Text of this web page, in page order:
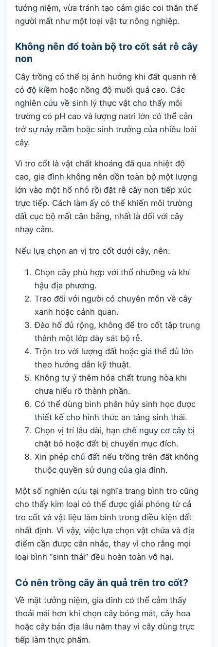
tưởng niệm, vừa tránh tạo cảm giác coi thân thể
người mất như một loại vật tư nông nghiệp.
Không nên đổ toàn bộ tro cốt sát rễ cây
non
Cây trồng có thể bị ảnh hưởng khi đất quanh rễ
có độ kiềm hoặc nồng độ muối quá cao. Các
nghiên cứu về sinh lý thực vật cho thấy môi
trường có pH cao và lượng natri lớn có thể cản
trở sự nảy mầm hoặc sinh trưởng của nhiều loài
cây.
Vì tro cốt là vật chất khoáng đã qua nhiệt độ
cao, gia đình không nên dồn toàn bộ một lượng
lớn vào một hố nhỏ rồi đặt rễ cây non tiếp xúc
trực tiếp. Cách làm ấy có thể khiến môi trường
đất cục bộ mất cân bằng, nhất là đối với cây
nhạy cảm.
Nếu lựa chọn an vị tro cốt dưới cây, nên:
Chọn cây phù hợp với thổ nhưỡng và khí
hậu địa phương.
Trao đổi với người có chuyên môn về cây
xanh hoặc cảnh quan.
Đào hố đủ rộng, không để tro cốt tập trung
thành một lớp dày sát bộ rễ.
Trộn tro với lượng đất hoặc giá thể đủ lớn
theo hướng dẫn kỹ thuật.
Không tự ý thêm hóa chất trung hòa khi
chưa hiểu rõ thành phần.
Có thể dùng bình phân hủy sinh học được
thiết kế cho hình thức an táng sinh thái.
Chọn vị trí lâu dài, hạn chế nguy cơ cây bị
chặt bỏ hoặc đất bị chuyển mục đích.
Xin phép chủ đất nếu trồng trên đất không
thuộc quyền sử dụng của gia đình.
Một số nghiên cứu tại nghĩa trang bình tro cũng
cho thấy kim loại có thể được giải phóng từ cả
tro cốt và vật liệu làm bình trong điều kiện đất
nhất định. Vì vậy, việc lựa chọn vật chứa và địa
điểm cần được cân nhắc, thay vì cho rằng mọi
loại bình “sinh thái” đều hoàn toàn vô hại.
Có nên trồng cây ăn quả trên tro cốt?
Về mặt tưởng niệm, gia đình có thể cảm thấy
thoải mái hơn khi chọn cây bóng mát, cây hoa
hoặc cây bản địa lâu năm thay vì cây dùng trực
tiếp làm thực phẩm.